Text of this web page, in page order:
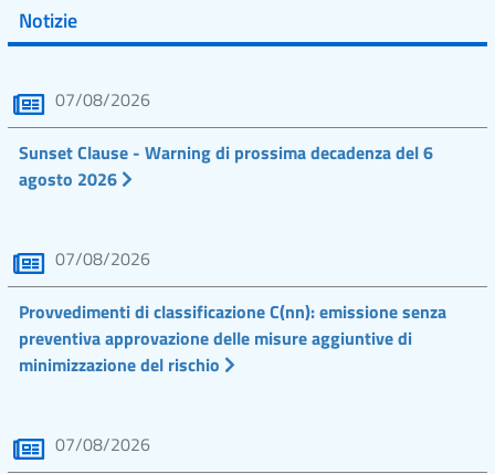
Notizie
07/08/2026
Sunset Clause - Warning di prossima decadenza del 6
agosto 2026
07/08/2026
Provvedimenti di classificazione C(nn): emissione senza
preventiva approvazione delle misure aggiuntive di
minimizzazione del rischio
07/08/2026